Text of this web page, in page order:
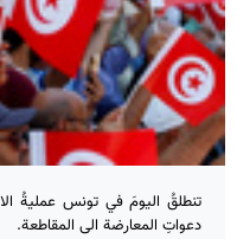
تنطلقُ اليومَ في تونس عمليةُ
دعواتِ المعارضة الى المقاطعة.